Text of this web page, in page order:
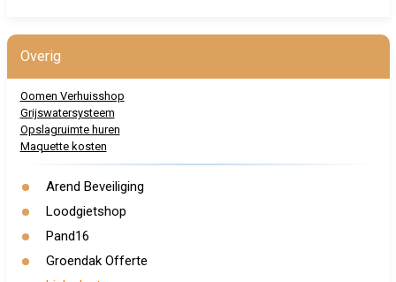
Overig
Oomen Verhuisshop
Grijswatersysteem
Opslagruimte huren
Maquette kosten
Arend Beveiliging
Loodgietshop
Pand16
Groendak Offerte